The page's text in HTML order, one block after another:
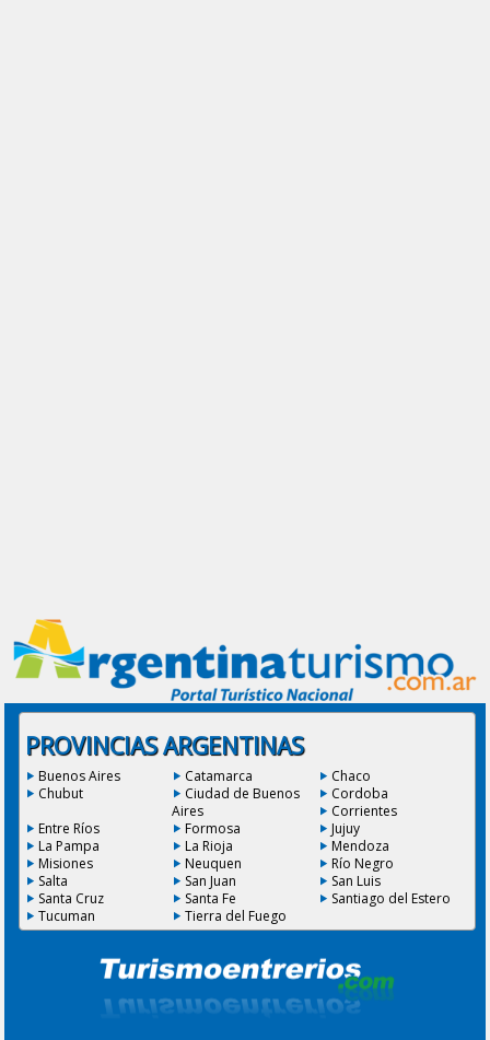
PROVINCIAS ARGENTINAS
Buenos Aires Catamarca
Chaco
Chubut
Ciudad de Buenos
Aires
Cordoba
Corrientes
Entre Ríos
Formosa
Jujuy
La Pampa
La Rioja
Mendoza
Misiones
Neuquen
Río Negro
Salta
San Juan
San Luis
Santa Cruz
Santa Fe
Santiago del Estero
Tucuman
Tierra del Fuego